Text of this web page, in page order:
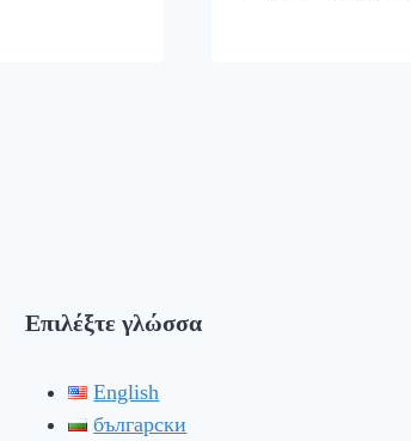
Επιλέξτε γλώσσα
English
български